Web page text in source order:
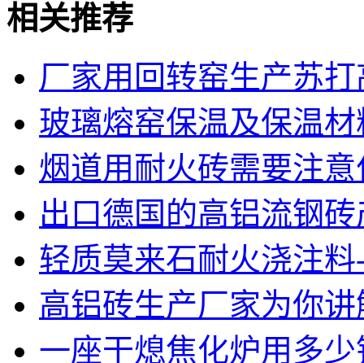
相关推荐
厂家用回转窑生产苏
玻璃熔窑保温及保温
烟道用耐火砖需要注
出口德国的高铝流钢
轻质莫来石耐火浇注
高铝砖生产厂家为你
一座干熄焦化炉用多